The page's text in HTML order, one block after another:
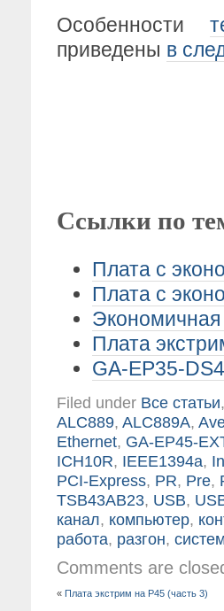
Особенности
приведены в
Ссылки по
Плата с
Плата с
Экономичная
Плата
GA-EP35-
Filed under Все статьи
ALC889,ALC889A,
Ethernet, GA-EP45-
ICH10R, IEEE1394a,
PCI-Express, PR, Pre,
TSB43AB23, USB,
канал, компьютер,
работа, разгон,
Comments are
«Плата экстрим на P45 (часть 3)